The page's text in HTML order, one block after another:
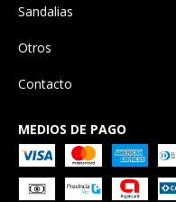
Sandalias
Otros
Contacto
MEDIOS DE PAGO